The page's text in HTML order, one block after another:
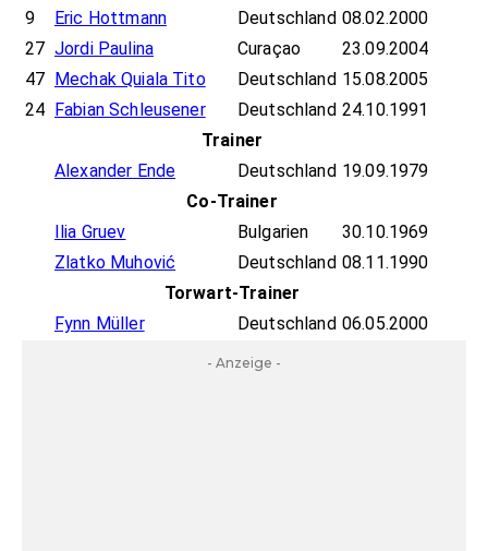
9
Eric Hottmann Deutschland 08.02.2000
27 Jordi Paulina Curaçao
23.09.2004
47
Mechak Quiala Tito Deutschland 15.08.2005
24
Fabian Schleusener Deutschland 24.10.1991
Trainer
Alexander Ende
Deutschland 19.09.1979
Co-Trainer
Ilia Gruev
Bulgarien
30.10.1969
Zlatko Muhović
Deutschland 08.11.1990
Torwart-Trainer
Fynn Müller
Deutschland 06.05.2000
- Anzeige -